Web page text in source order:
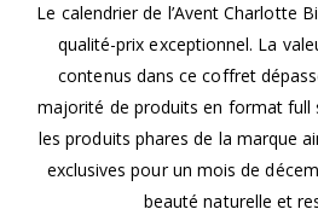
Le calendrier de l’Avent Charlotte
qualité-prix exceptionnel. La
contenus dans ce coffret
majorité de produits en format full
les produits phares de la marque
exclusives pour un mois de
beauté naturelle et